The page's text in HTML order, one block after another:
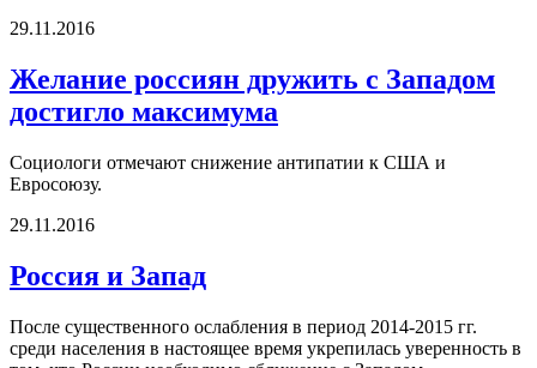
29.11.2016
Желание россиян дружить с Западом
достигло максимума
Социологи отмечают снижение антипатии к США и
Евросоюзу.
29.11.2016
Россия и Запад
После существенного ослабления в период 2014-2015 гг.
среди населения в настоящее время укрепилась уверенность в